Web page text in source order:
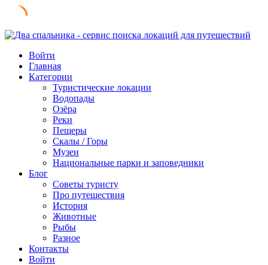
Skip
contentВойти
Главная
Категории
Туристические локации
Водопады
Озёра
Реки
Пещеры
Скалы / Горы
Музеи
Национальные парки и заповедники
Блог
Советы туристу
Про путешествия
История
Животные
Рыбы
Разное
Контакты
Войти